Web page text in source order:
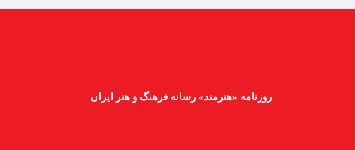
روزنامه «هنرمند» رسانه فرهنگ و هنر ایران